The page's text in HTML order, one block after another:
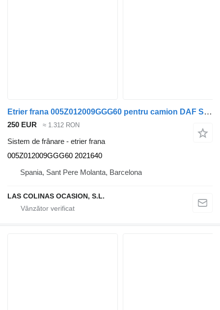
Etrier frana 005Z012009GGG60 pentru camion DAF Serie XF105.XXX
250 EUR ≈ 1.312 RON
Sistem de frânare - etrier frana
005Z012009GGG60 2021640
Spania, Sant Pere Molanta, Barcelona
LAS COLINAS OCASION, S.L.